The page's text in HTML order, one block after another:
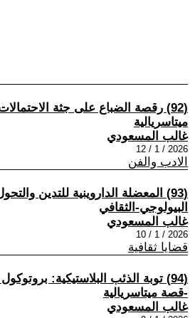
(92) رقصة الضباع على جثة
ميتاسريالية
غالب المسعودي
2026 / 1 / 12
الادب والفن
(93) المعضلة الداروينية للتدين
البيولوجي-الثقافي
غالب المسعودي
2026 / 1 / 10
قضايا ثقافية
(94) توبة الذئب البلاستيكية:
-قصة ميتاسريالية
غالب المسعودي